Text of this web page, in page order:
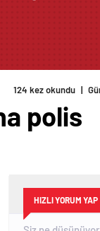
124 kez okundu |
polis
HIZLI YORUM YAP